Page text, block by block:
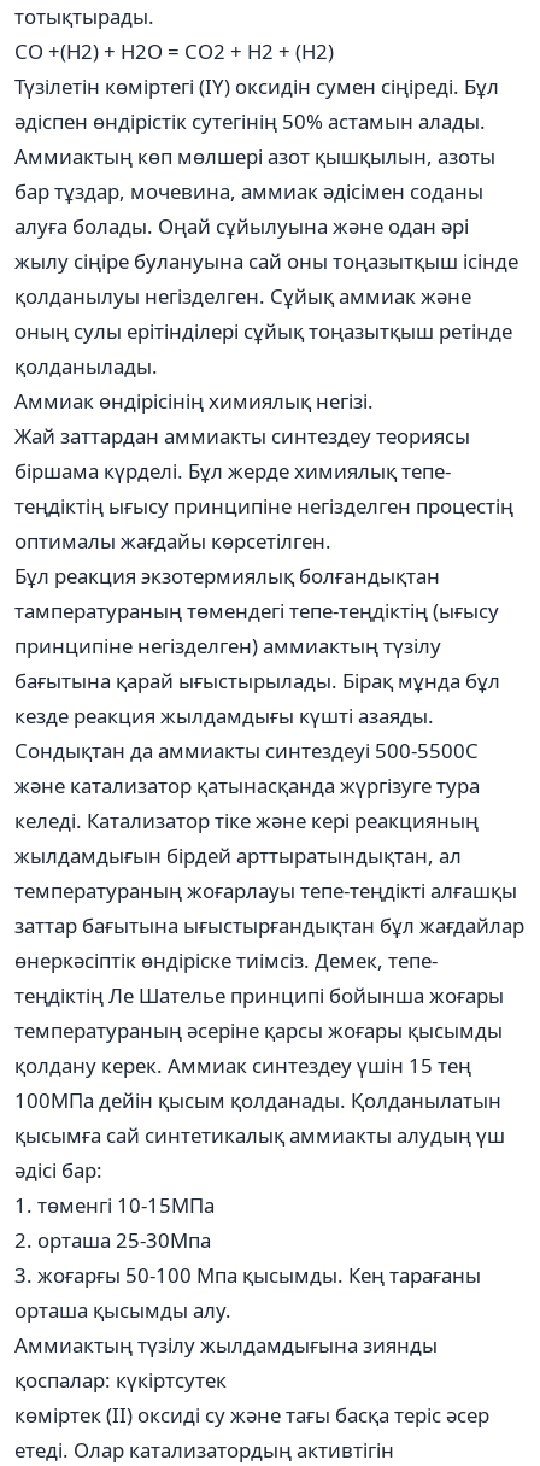
тотықтырады.
СО +(Н2) + Н2О = CO2 + H2 + (H2)
Түзілетін көміртегі (ІҮ) оксидін сумен сіңіреді. Бұл
әдіспен өндірістік сутегінің 50% астамын алады.
Аммиактың көп мөлшері азот қышқылын, азоты
бар тұздар, мочевина, аммиак әдісімен соданы
алуға болады. Оңай сұйылуына және одан әрі
жылу сіңіре булануына сай оны тоңазытқыш ісінде
қолданылуы негізделген. Сұйық аммиак және
оның сулы ерітінділері сұйық тоңазытқыш ретінде
қолданылады.
Аммиак өндірісінің химиялық негізі.
Жай заттардан аммиакты синтездеу теориясы
біршама күрделі. Бұл жерде химиялық тепе-
теңдіктің ығысу принципіне негізделген процестің
оптималы жағдайы көрсетілген.
Бұл реакция экзотермиялық болғандықтан
тамператураның төмендегі тепе-теңдіктің (ығысу
принципіне негізделген) аммиактың түзілу
бағытына қарай ығыстырылады. Бірақ мұнда бұл
кезде реакция жылдамдығы күшті азаяды.
Сондықтан да аммиакты синтездеуі 500-5500С
және катализатор қатынасқанда жүргізуге тура
келеді. Катализатор тіке және кері реакцияның
жылдамдығын бірдей арттыратындықтан, ал
температураның жоғарлауы тепе-теңдікті алғашқы
заттар бағытына ығыстырғандықтан бұл жағдайлар
өнеркәсіптік өндіріске тиімсіз. Демек, тепе-
теңдіктің Ле Шателье принципі бойынша жоғары
температураның әсеріне қарсы жоғары қысымды
қолдану керек. Аммиак синтездеу үшін 15 тең
100МПа дейін қысым қолданады. Қолданылатын
қысымға сай синтетикалық аммиакты алудың үш
әдісі бар:
1. төменгі 10-15МПа
2. орташа 25-30Мпа
3. жоғарғы 50-100 Мпа қысымды. Кең тарағаны
орташа қысымды алу.
Аммиактың түзілу жылдамдығына зиянды
қоспалар: күкіртсутек
көміртек (ІІ) оксиді су және тағы басқа теріс әсер
етеді. Олар катализатордың активтігін